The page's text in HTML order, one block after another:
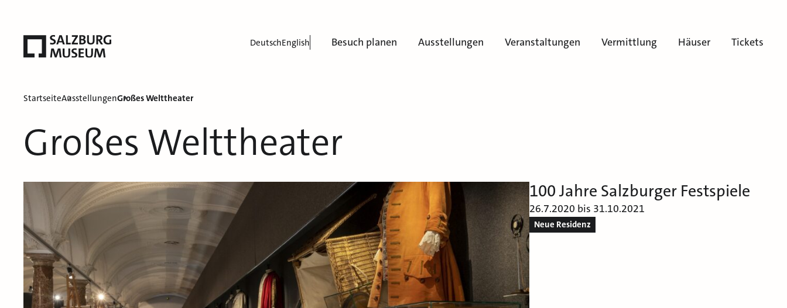
Besuch planen Ausstellungen Veranstaltungen Vermittlung Häuser Tickets
DeutschEnglish
StartseiteAusstellungenGroßes Welttheater
Großes Welttheater
100 Jahre Salzburger Festspiele
26.7.2020 bis 31.10.2021
Neue Residenz